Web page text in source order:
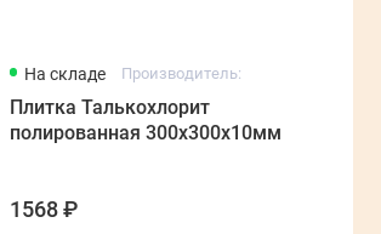
На складе Производитель:
Плитка Талькохлорит
полированная 300х300х10мм
1568 ₽